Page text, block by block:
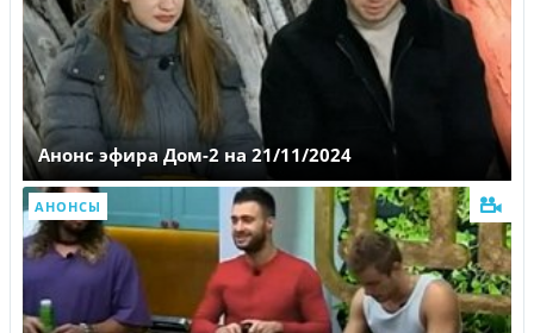
Анонс эфира Дом-2 на 21/11/2024
АНОНСЫ